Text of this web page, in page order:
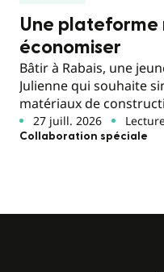
Une plateforme
économiser
Bâtir à Rabais, une
Julienne qui souhaite
matériaux de
27 juill. 2026
Collaboration spéciale